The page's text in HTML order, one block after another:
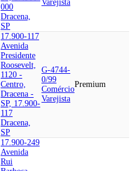
000
Dracena,
SP
Varejista
17.900-117
Avenida
Presidente
Roosevelt,
1120 -
Centro,
Dracena -
SP, 17.900-
117
Dracena,
SP
G-4744-
0/99
Comércio
Varejista
Premium
17.900-249
Avenida
Rui